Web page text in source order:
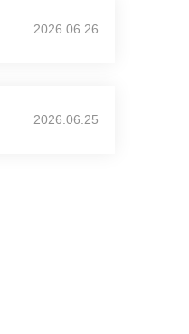
2026.06.26
2026.06.25